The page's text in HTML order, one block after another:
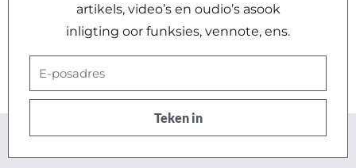
artikels, video’s en oudio’s asook
inligting oor funksies, vennote, ens.
posadres
Teken in